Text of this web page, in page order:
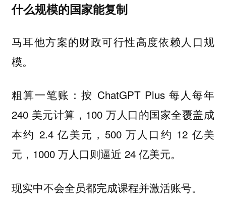
什么规模的国家能复制
马耳他方案的财政可行性高度依赖人口规
模。
粗算一笔账：按 ChatGPT Plus 每人每年
240 美元计算，100 万人口的国家全覆盖成
本约 2.4 亿美元，500 万人口约 12 亿美
元，1000 万人口则逼近 24 亿美元。
现实中不会全员都完成课程并激活账号。